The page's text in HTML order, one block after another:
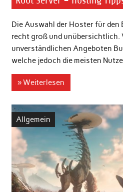
Die Auswahl der Hoster für den
recht groß und unübersichtlich.
unverständlichen Angeboten
welche jedoch die meisten
» Weiterlesen
Allgemein